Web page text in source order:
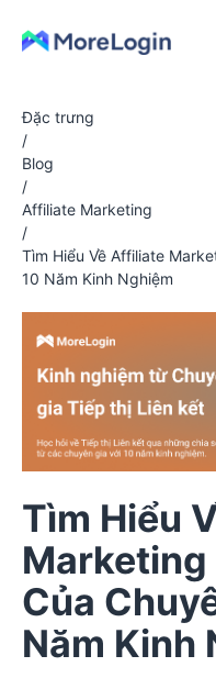
Đặc trưng
/
Blog
/
Affiliate Marketing
/
Tìm Hiểu Về Affiliate
10 Năm Kinh Nghiệm
Tìm Hiểu
Marketing
Của
Năm Kinh